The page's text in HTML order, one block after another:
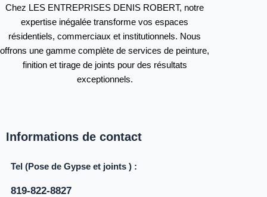
Chez LES ENTREPRISES DENIS ROBERT, notre
expertise inégalée transforme vos espaces
résidentiels, commerciaux et institutionnels. Nous
offrons une gamme complète de services de peinture,
finition et tirage de joints pour des résultats
exceptionnels.
Informations de contact
Tel (Pose de Gypse et joints ) :
819-822-8827